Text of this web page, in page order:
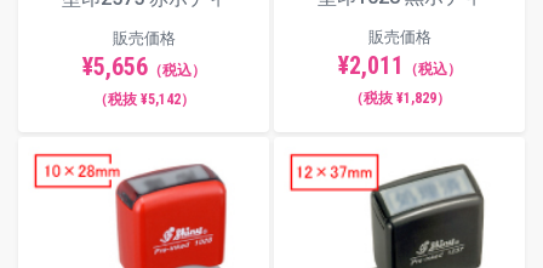
販売価格
¥5,656（税込）
（税抜 ¥5,142）
販売価格
¥2,011
（税込）
（税抜 ¥1,829）